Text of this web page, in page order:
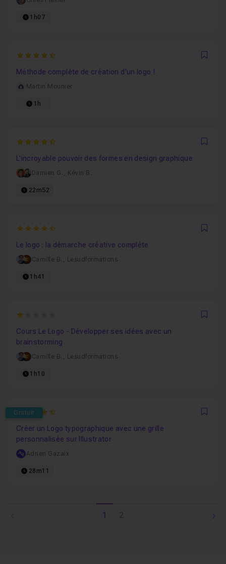
1h07
4.7142857142857
Méthode complète de création d'un logo !
Martin Mounier
1h
4.9333333333333
L'incroyable pouvoir des formes en design graphique
Damien G. , Kévin B.
22m52
4.8841201716738
Le logo : la démarche créative complète
Camille B. , Lesudformations
1h41
1
Cours Le Logo - Développer ses idées avec un
brainstorming
Camille B. , Lesudformations
1h10
Gratuit
4.8571428571429
Créer un Logo typographique avec une grille
personnalisée sur Illustrator
Adrien Gazaix
28m11
1